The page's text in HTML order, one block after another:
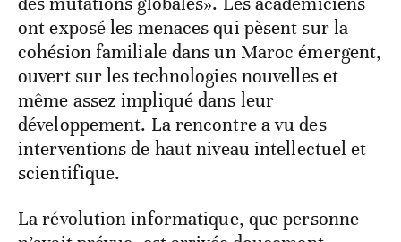
ont exposé les menaces qui pèsent sur la
cohésion familiale dans un Maroc émergent,
ouvert sur les technologies nouvelles et
même assez impliqué dans leur
développement. La rencontre a vu des
interventions de haut niveau intellectuel et
scientifique.
La révolution informatique, que personne